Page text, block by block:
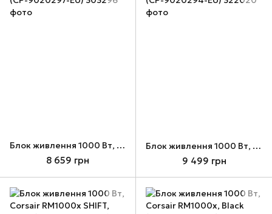
Блок живлення 1000 Вт, Corsair RM1000e, Black (CP-9020297-EU)
8 659 грн
Блок живлення 1000 Вт, Corsair RM1000e, White (CP-9020294-EU)
9 499 грн